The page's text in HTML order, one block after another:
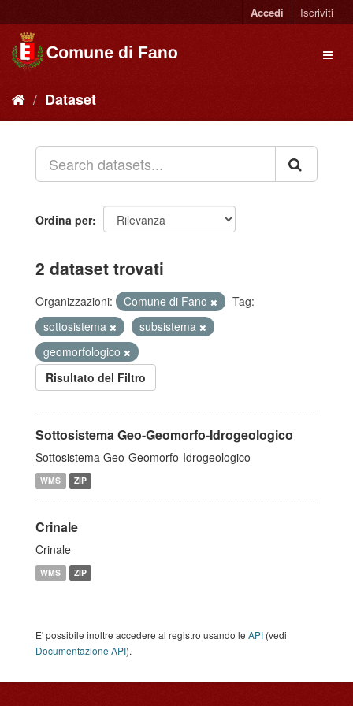
Accedi Iscriviti
Dataset
Ordina per
2 dataset trovati
Organizzazioni: Comune di Fano
Tag:
sottosistema
subsistema
geomorfologico
Risultato del Filtro
Sottosistema Geo-Geomorfo-Idrogeologico
Sottosistema Geo-Geomorfo-Idrogeologico
WMS ZIP
Crinale
Crinale
WMS ZIP
E' possibile inoltre accedere al registro usando le API (vedi
Documentazione API).